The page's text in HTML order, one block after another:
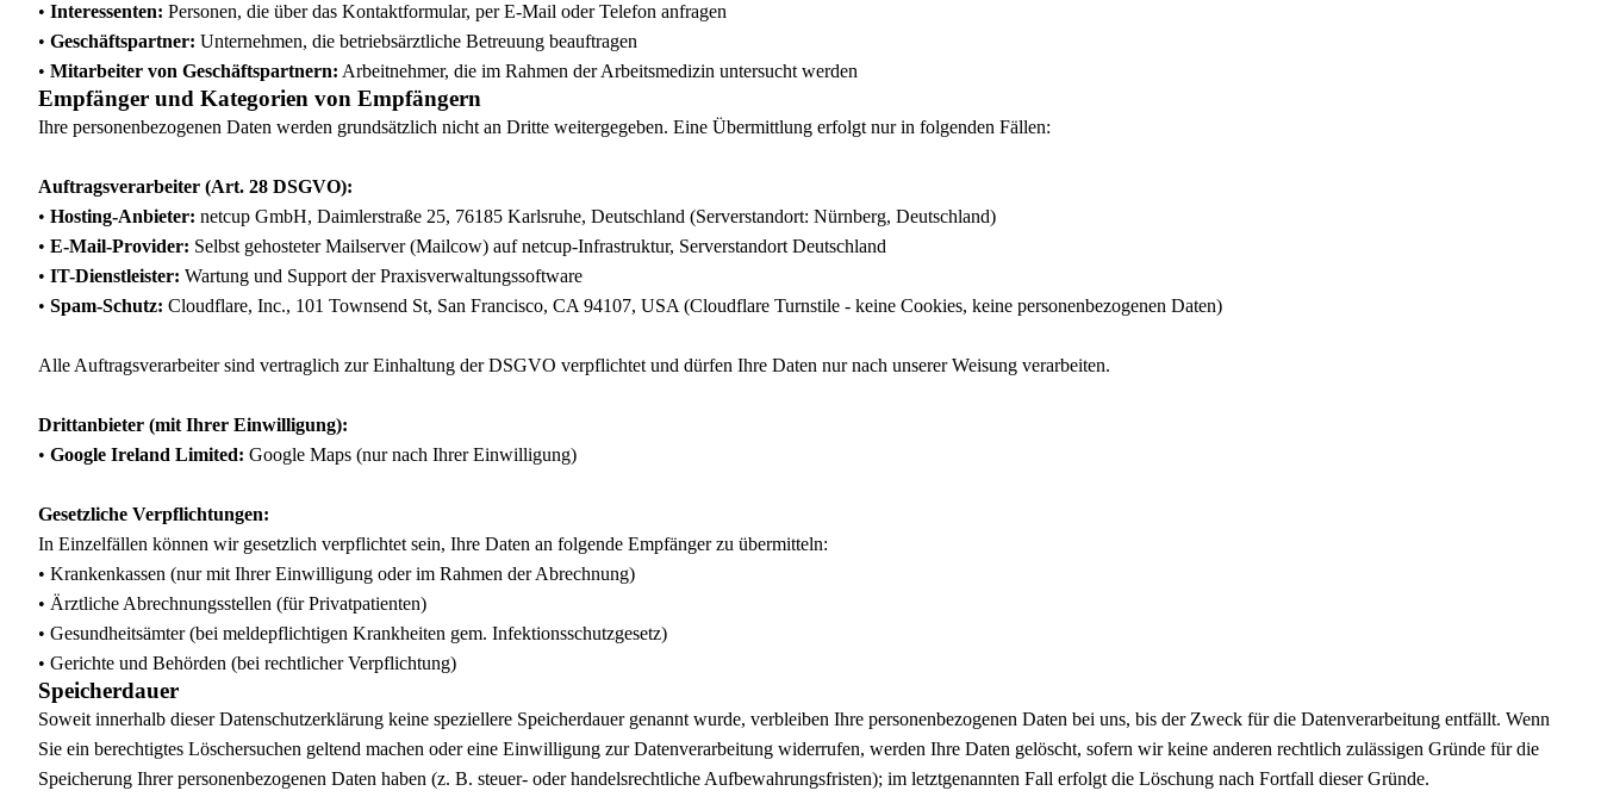
• Interessenten: Personen, die über das Kontaktformular, per E-Mail oder Telefon anfragen
• Geschäftspartner: Unternehmen, die betriebsärztliche Betreuung beauftragen
• Mitarbeiter von Geschäftspartnern: Arbeitnehmer, die im Rahmen der Arbeitsmedizin untersucht werden
Empfänger und Kategorien von Empfängern
Ihre personenbezogenen Daten werden grundsätzlich nicht an Dritte weitergegeben. Eine Übermittlung erfolgt nur in folgenden Fällen:
Auftragsverarbeiter (Art. 28 DSGVO):
• Hosting-Anbieter: netcup GmbH, Daimlerstraße 25, 76185 Karlsruhe, Deutschland (Serverstandort: Nürnberg, Deutschland)
• E-Mail-Provider: Selbst gehosteter Mailserver (Mailcow) auf netcup-Infrastruktur, Serverstandort Deutschland
• IT-Dienstleister: Wartung und Support der Praxisverwaltungssoftware
• Spam-Schutz: Cloudflare, Inc., 101 Townsend St, San Francisco, CA 94107, USA (Cloudflare Turnstile - keine Cookies, keine personenbezogenen Daten)
Alle Auftragsverarbeiter sind vertraglich zur Einhaltung der DSGVO verpflichtet und dürfen Ihre Daten nur nach unserer Weisung verarbeiten.
Drittanbieter (mit Ihrer Einwilligung):
• Google Ireland Limited: Google Maps (nur nach Ihrer Einwilligung)
Gesetzliche Verpflichtungen:
In Einzelfällen können wir gesetzlich verpflichtet sein, Ihre Daten an folgende Empfänger zu übermitteln:
• Krankenkassen (nur mit Ihrer Einwilligung oder im Rahmen der Abrechnung)
• Ärztliche Abrechnungsstellen (für Privatpatienten)
• Gesundheitsämter (bei meldepflichtigen Krankheiten gem. Infektionsschutzgesetz)
• Gerichte und Behörden (bei rechtlicher Verpflichtung)
Speicherdauer
Soweit innerhalb dieser Datenschutzerklärung keine speziellere Speicherdauer genannt wurde, verbleiben Ihre personenbezogenen Daten bei uns, bis der Zweck für die Datenverarbeitung entfällt. Wenn
Sie ein berechtigtes Löschersuchen geltend machen oder eine Einwilligung zur Datenverarbeitung widerrufen, werden Ihre Daten gelöscht, sofern wir keine anderen rechtlich zulässigen Gründe für die
Speicherung Ihrer personenbezogenen Daten haben (z. B. steuer- oder handelsrechtliche Aufbewahrungsfristen); im letztgenannten Fall erfolgt die Löschung nach Fortfall dieser Gründe.